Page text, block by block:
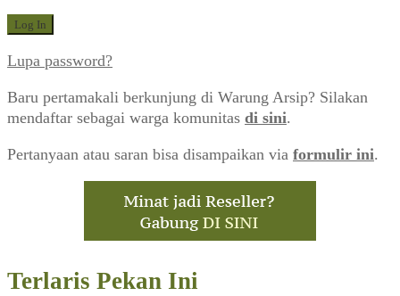
Lupa password?
Baru pertamakali berkunjung di Warung Arsip? Silakan
mendaftar sebagai warga komunitas di sini.
Pertanyaan atau saran bisa disampaikan via formulir ini.
Terlaris Pekan Ini